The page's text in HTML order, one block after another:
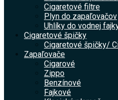
Cigaretové filtre
Plyn do zapaľovačov
Uhlíky do vodnej
Cigaretové špičky
Cigaretové špičky/
Zapaľovače
Cigarové
Zippo
Benzínové
Fajkové